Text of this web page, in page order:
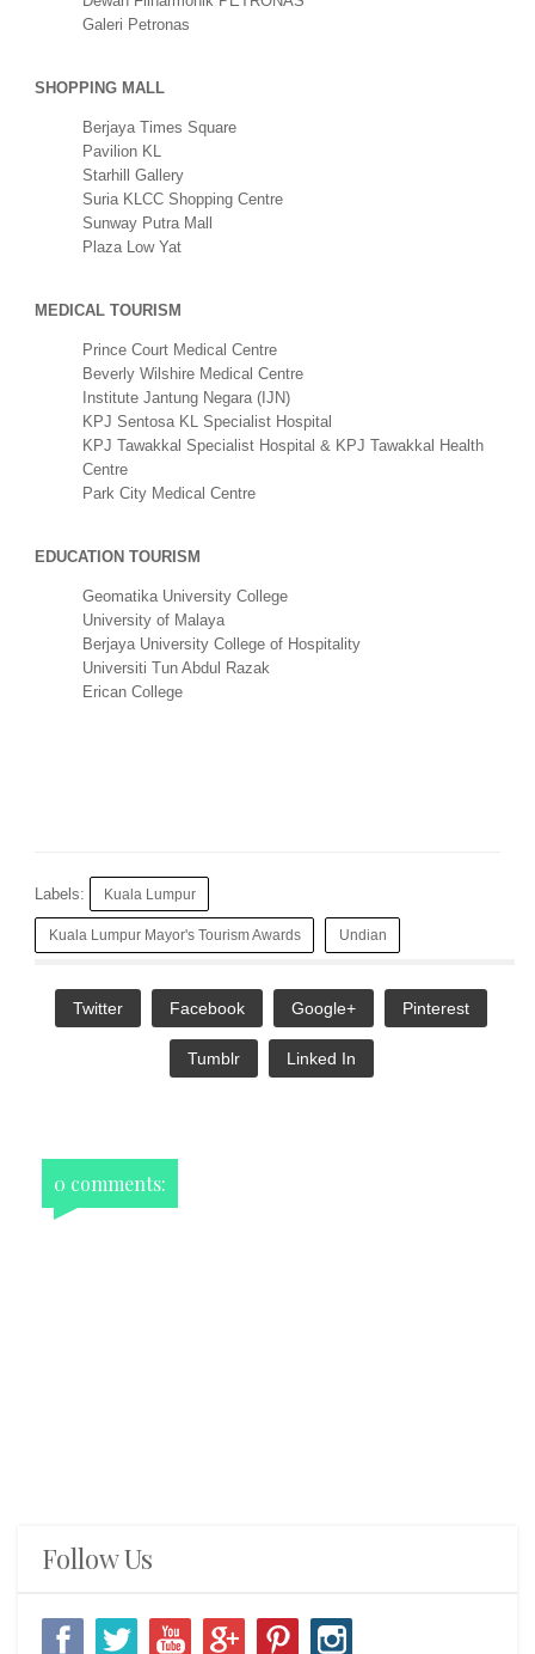
Galeri Petronas
SHOPPING MALL
Berjaya Times Square
Pavilion KL
Starhill Gallery
Suria KLCC Shopping Centre
Sunway Putra Mall
Plaza Low Yat
MEDICAL TOURISM
Prince Court Medical Centre
Beverly Wilshire Medical Centre
Institute Jantung Negara (IJN)
KPJ Sentosa KL Specialist Hospital
KPJ Tawakkal Specialist Hospital & KPJ Tawakkal Health
Centre
Park City Medical Centre
EDUCATION TOURISM
Geomatika University College
University of Malaya
Berjaya University College of Hospitality
Universiti Tun Abdul Razak
Erican College
Labels: Kuala Lumpur
Kuala Lumpur Mayor's Tourism Awards Undian
Twitter Facebook Google+ Pinterest
Tumblr Linked In
0 comments:
Follow Us